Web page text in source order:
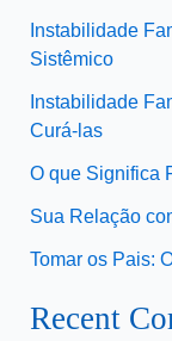
Instabilidade
Sistêmico
Instabilidade
Curá-las
O que Significa
Sua Relação
Tomar os Pais:
Recent